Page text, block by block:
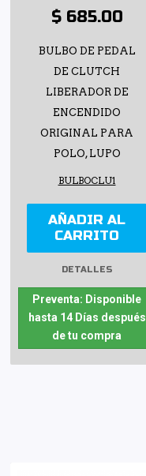
$ 685.00
BULBO DE PEDAL
DE CLUTCH
LIBERADOR DE
ENCENDIDO
ORIGINAL PARA
POLO, LUPO
BULBOCLU1
AÑADIR AL
CARRITO
DETALLES
Preventa: Disponible
hasta 14 Días después
de tu compra